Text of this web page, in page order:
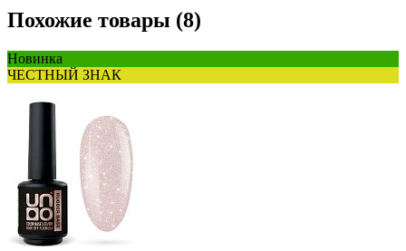
Похожие товары (8)
Новинка
ЧЕСТНЫЙ ЗНАК